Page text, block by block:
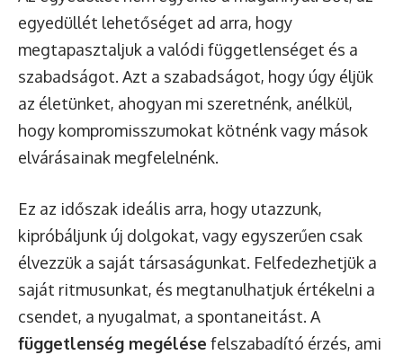
egyedüllét lehetőséget ad arra, hogy
megtapasztaljuk a valódi függetlenséget és a
szabadságot. Azt a szabadságot, hogy úgy éljük
az életünket, ahogyan mi szeretnénk, anélkül,
hogy kompromisszumokat kötnénk vagy mások
elvárásainak megfelelnénk.
Ez az időszak ideális arra, hogy utazzunk,
kipróbáljunk új dolgokat, vagy egyszerűen csak
élvezzük a saját társaságunkat. Felfedezhetjük a
saját ritmusunkat, és megtanulhatjuk értékelni a
csendet, a nyugalmat, a spontaneitást. A
függetlenség megélése felszabadító érzés, ami